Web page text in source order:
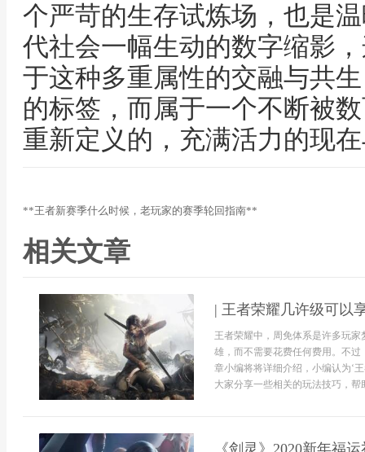
个严苛的生存试炼场，也是
代社会一幅生动的数字缩影
于这种多重属性的交融与共
的标签，而属于一个不断被
重新定义的，充满活力的现
**王者新赛季什么时候，老玩家的赛季轮回指南**
相关文章
| 王者荣耀几许级可以
王者荣耀中，周免体系是许多玩
雄，而不需要花费任何费用。不
章小编将将详细介绍，小编认为‘
大家分享一些相关的玩法技巧，
《剑灵》2020新年福